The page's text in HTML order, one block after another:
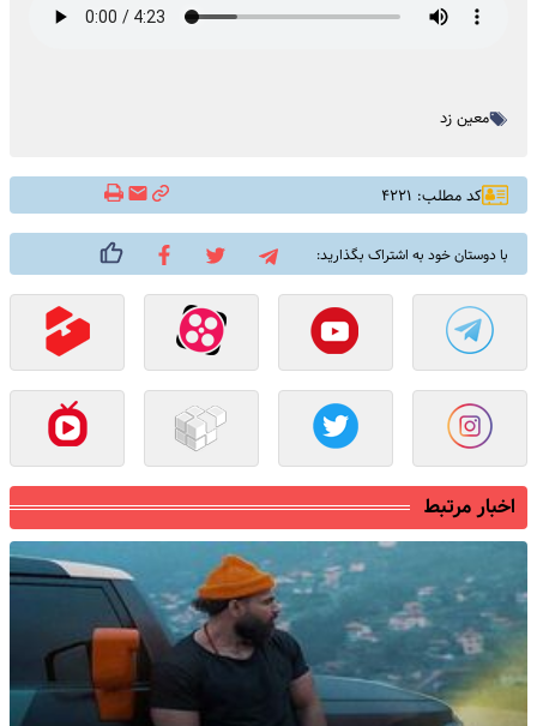
معین زد
کد مطلب: ۴۲۲۱
با دوستان خود به اشتراک بگذارید:
اخبار مرتبط